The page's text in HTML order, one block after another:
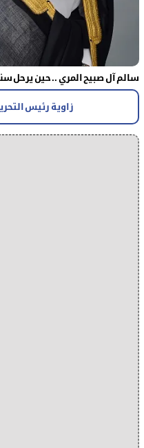
سالم آل صبيح المري .. حين يرحل
زاوية رئيس